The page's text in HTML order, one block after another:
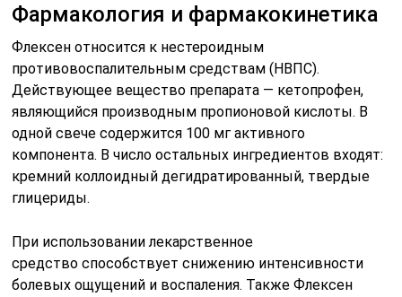
Фармакология и фармакокинетика
Флексен относится к нестероидным
противовоспалительным средствам (НВПС).
Действующее вещество препарата — кетопрофен,
являющийся производным пропионовой кислоты. В
одной свече содержится 100 мг активного
компонента. В число остальных ингредиентов входят:
кремний коллоидный дегидратированный, твердые
глицериды.
При использовании лекарственное
средство способствует снижению интенсивности
болевых ощущений и воспаления. Также Флексен